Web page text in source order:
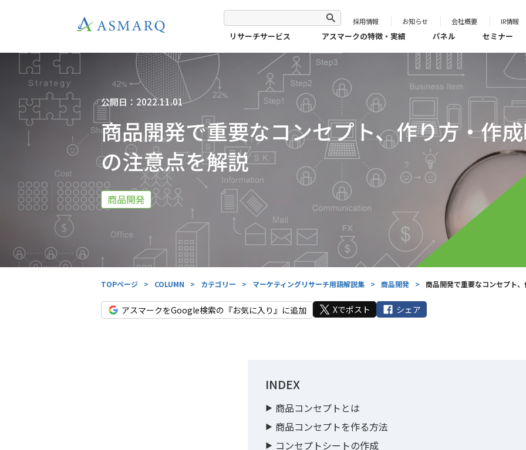
採用情報 お知らせ 会社概要 IR情報
リサーチサービス アスマークの特徴・実績 パネル セミナー
公開日：2022.11.01
商品開発で重要なコンセプト、作り方・作
の注意点を解説
商品開発
TOPページ > COLUMN > カテゴリー > マーケティングリサーチ用語解説集 > 商品開発 > 商品開発で重要なコンセプト
アスマークをGoogle検索の『お気に入り』に追加 Xでポスト シェア
INDEX
商品コンセプトとは
商品コンセプトを作る方法
コンセプトシートの作成